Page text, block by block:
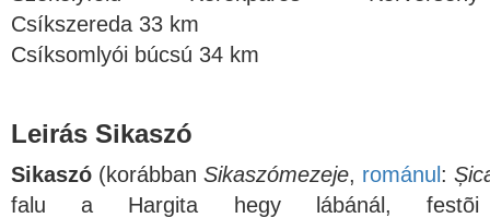
Csíkszereda 33 km
Csíksomlyói búcsú 34 km
Leirás Sikaszó
Sikaszó (korábban Sikaszómezeje, románul :
falu a Hargita hegy lábánál, festõi